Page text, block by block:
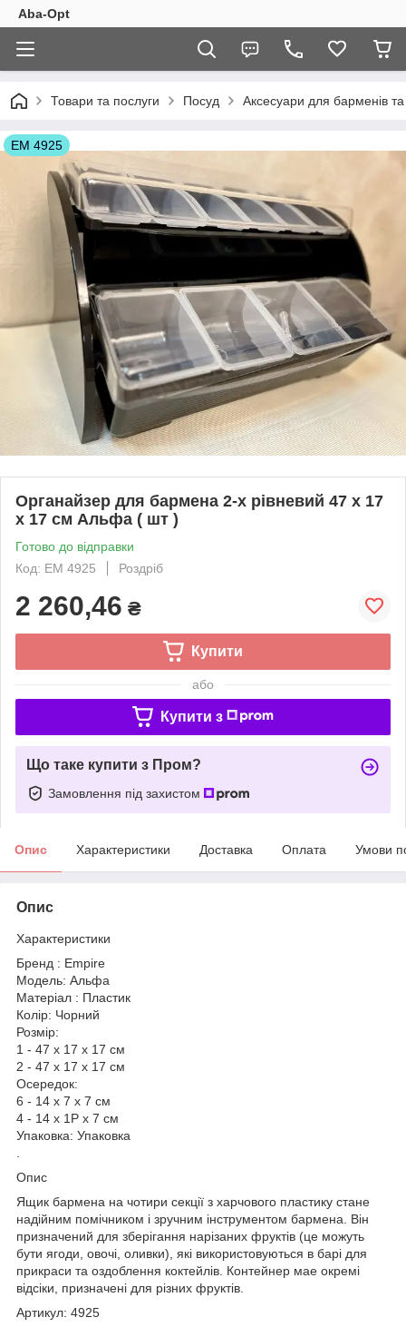
Aba-Opt
Товари та послуги Посуд Аксесуари для барменів та
ЕМ 4925
Органайзер для бармена 2-х рівневий 47 х 17
х 17 см Альфа ( шт )
Готово до відправки
Код: ЕМ 4925
Роздріб
2 260,46 ₴
Купити
або
Купити з
Що таке купити з Пром?
Замовлення під захистом
Опис Характеристики Доставка Оплата Умови
Опис
Характеристики
Бренд : Empire
Модель: Альфа
Матеріал : Пластик
Колір: Чорний
Розмір:
1 - 47 х 17 х 17 см
2 - 47 х 17 х 17 см
Осередок:
6 - 14 х 7 х 7 см
4 - 14 х 1Р х 7 см
Упаковка: Упаковка
Опис
Ящик бармена на чотири секції з харчового пластику стане
надійним помічником і зручним інструментом бармена. Він
призначений для зберігання нарізаних фруктів (це можуть
бути ягоди, овочі, оливки), які використовуються в барі для
прикраси та оздоблення коктейлів. Контейнер мае окремі
відсіки, призначені для різних фруктів.
Артикул: 4925